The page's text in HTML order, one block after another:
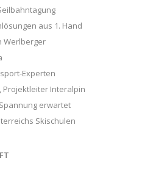
aus 1. Hand
Werlberger
Experten
Projektleiter Interalpin
erwartet
Skischulen